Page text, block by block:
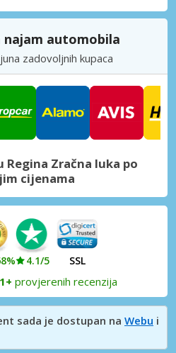
najam automobila
zadovoljnih kupaca
Regina Zračna luka po
cijenama
4.1/5 SSL
provjerenih recenzija
sada je dostupan na Webu i